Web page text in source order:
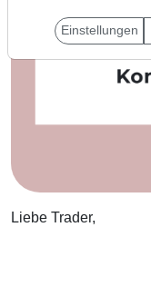
Liebe Trader,
Einstellungen